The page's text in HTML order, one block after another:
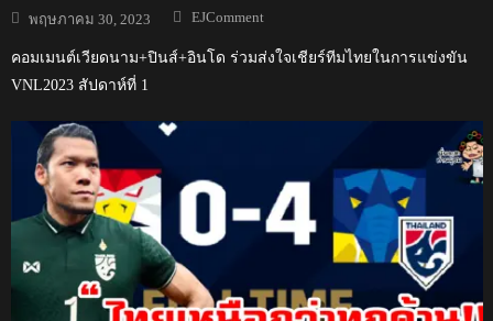
Posted
on
พฤษภาคม 30, 2023 Author
EJComment
คอมเมนต์เวียดนาม+ปินส์+อินโด ร่วมส่งใจเชียร์ทีมไทยในการแข่งขัน
VNL2023 สัปดาห์ที่ 1